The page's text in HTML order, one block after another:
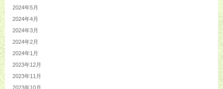
2024年5月
2024年4月
2024年3月
2024年2月
2024年1月
2023年12月
2023年11月
2023年10月